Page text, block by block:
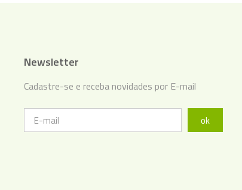
Newsletter
Cadastre-se e receba novidades por E-mail
ok